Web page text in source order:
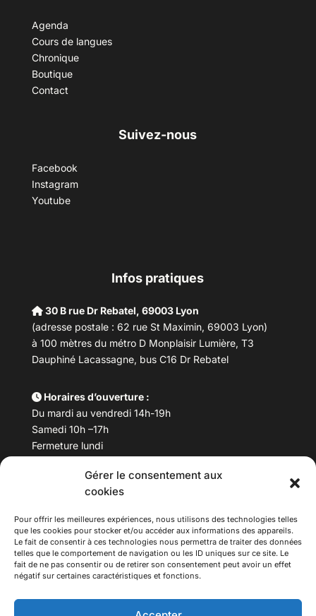
Gérer le consentement aux
cookies
Pour offrir les meilleures expériences, nous utilisons des technologies telles
que les cookies pour stocker et/ou accéder aux informations des appareils.
Le fait de consentir à ces technologies nous permettra de traiter des données
telles que le comportement de navigation ou les ID uniques sur ce site. Le
fait de ne pas consentir ou de retirer son consentement peut avoir un effet
négatif sur certaines caractéristiques et fonctions.
Agenda
Cours de langues
Chronique
Boutique
Contact
Suivez-nous
Facebook
Instagram
Youtube
Infos pratiques
30 B rue Dr Rebatel, 69003 Lyon
(adresse postale : 62 rue St Maximin, 69003 Lyon)
à 100 mètres du métro D Monplaisir Lumière, T3
Dauphiné Lacassagne, bus C16 Dr Rebatel
Horaires d’ouverture :
Du mardi au vendredi 14h-19h
Samedi 10h –17h
Fermeture lundi
Téléphone : 04 78 53 06 40
maisondesculturesasiatiques@asiexpo.com